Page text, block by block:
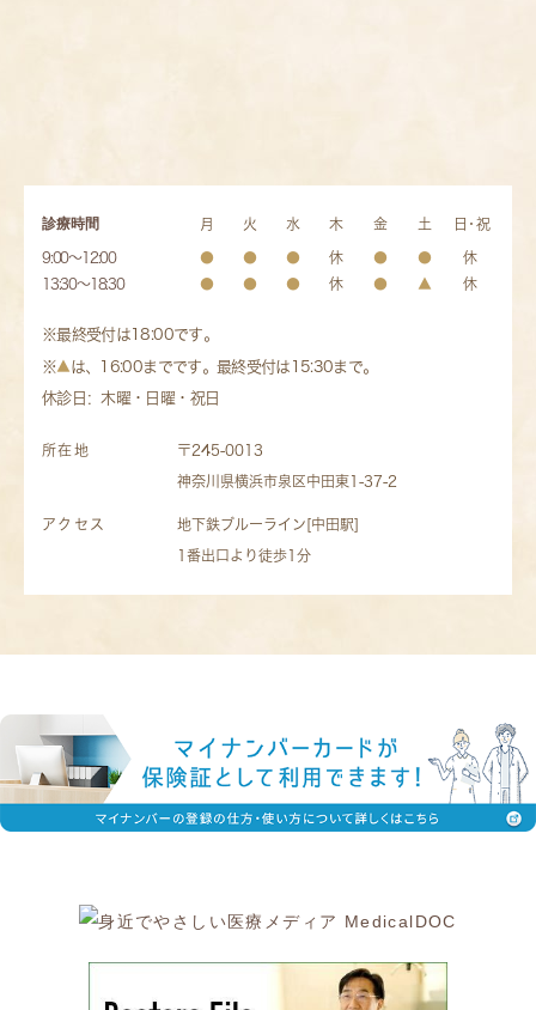
診療時間 月 火 水 木 金 土 日・祝
9:00～12:00 ● ● ● 休 ● ●
休
13:30～18:30
● ● ● 休 ● ▲ 休
※最終受付は18:00です。
※▲は、16:00までです。最終受付は15:30まで。
休診日：木曜・日曜・祝日
所在地 〒245-0013
神奈川県横浜市泉区中田東1-37-2
アクセス 地下鉄ブルーライン[中田駅]
1番出口より徒歩1分